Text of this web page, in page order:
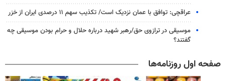
عراقچی: توافق با عمان نزدیک است/ تکذیب سهم ۱۱ درصدی ایران از خزر
موسیقی در ترازوی حق/رهبر شهید درباره حلال و حرام بودن موسیقی چه
گفتند؟
صفحه اول روزنامه‌ها